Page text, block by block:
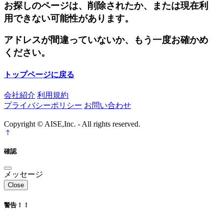
お探しのページは、削除されたか、または現在利
用できない可能性があります。
アドレスが間違っていないか、もう一度お確かめ
ください。
トップページに戻る
会社紹介 利用規約
プライバシーポリシー お問い合わせ
Copyright © AISE,Inc. - All rights reserved.
確認
メッセージ
Close
警告！！